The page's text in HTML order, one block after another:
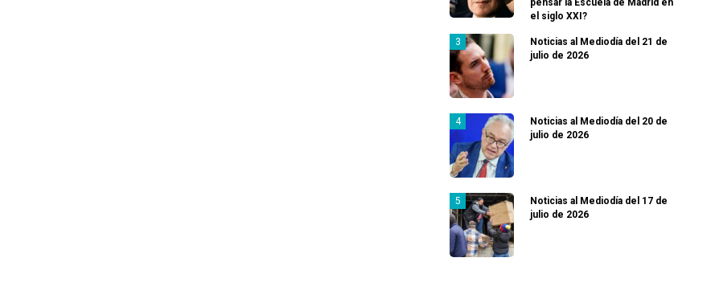
pensar la Escuela de Madrid en
el siglo XXI?
Noticias al Mediodía del 21 de
julio de 2026
Noticias al Mediodía del 20 de
julio de 2026
Noticias al Mediodía del 17 de
julio de 2026